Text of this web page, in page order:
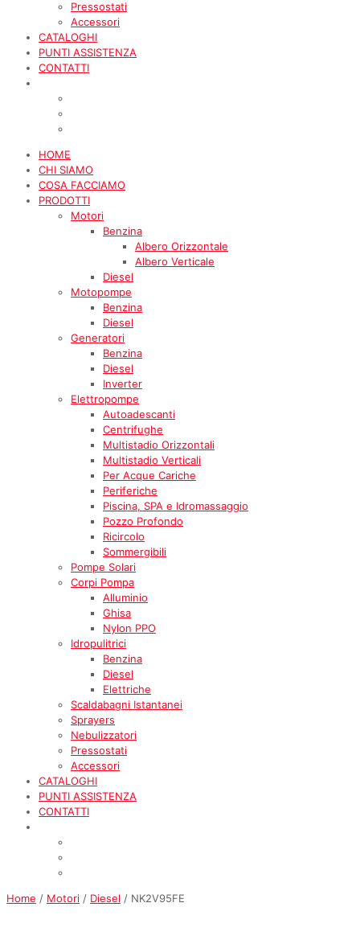
Pressostati
Accessori
CATALOGHI
PUNTI ASSISTENZA
CONTATTI
HOME
CHI SIAMO
COSA FACCIAMO
PRODOTTI
Motori
Benzina
Albero Orizzontale
Albero Verticale
Diesel
Motopompe
Benzina
Diesel
Generatori
Benzina
Diesel
Inverter
Elettropompe
Autoadescanti
Centrifughe
Multistadio Orizzontali
Multistadio Verticali
Per Acque Cariche
Periferiche
Piscina, SPA e Idromassaggio
Pozzo Profondo
Ricircolo
Sommergibili
Pompe Solari
Corpi Pompa
Alluminio
Ghisa
Nylon PPO
Idropulitrici
Benzina
Diesel
Elettriche
Scaldabagni Istantanei
Sprayers
Nebulizzatori
Pressostati
Accessori
CATALOGHI
PUNTI ASSISTENZA
CONTATTI
Home / Motori / Diesel / NK2V95FE